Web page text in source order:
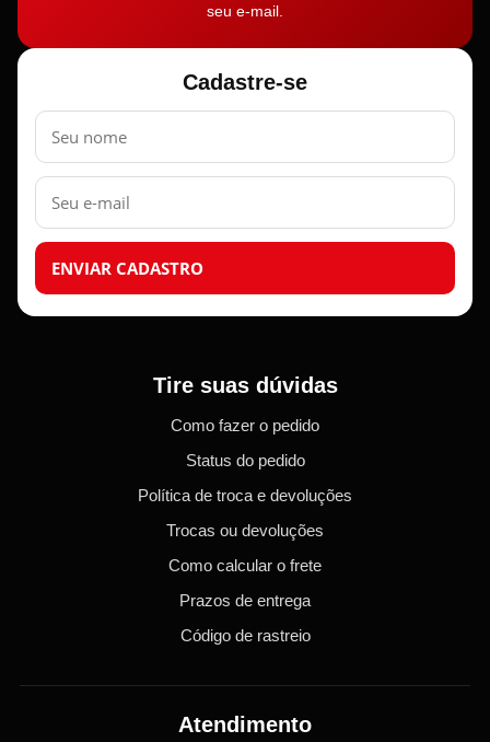
seu e-mail.
Cadastre-se
Nome
E-
mail
ENVIAR CADASTRO
Tire suas dúvidas
Como fazer o pedido
Status do pedido
Política de troca e devoluções
Trocas ou devoluções
Como calcular o frete
Prazos de entrega
Código de rastreio
Atendimento